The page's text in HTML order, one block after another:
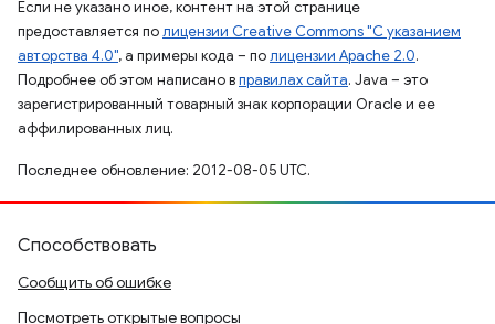
Если не указано иное, контент на этой странице
предоставляется полицензии Creative Commons "С указанием
авторства 4.0", а примеры кода – полицензии Apache 2.0.
Подробнее об этом написано вправилах сайта. Java – это
зарегистрированный товарный знак корпорации Oracle и ее
аффилированных лиц.
Последнее обновление: 2012-08-05 UTC.
Способствовать
Сообщить об ошибке
Посмотреть открытые вопросы